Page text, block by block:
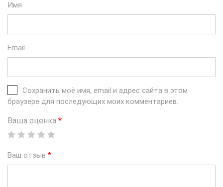
Имя
Email
Сохранить моё имя, email и адрес сайта в этом
браузере для последующих моих комментариев.
Ваша оценка *
Ваш отзыв *